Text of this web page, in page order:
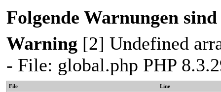
Folgende Warnungen
Warning [2] Undefined
- File: global.php PHP
File
Line